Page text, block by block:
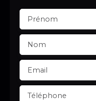
Prénom
Nom
Email
Téléphone